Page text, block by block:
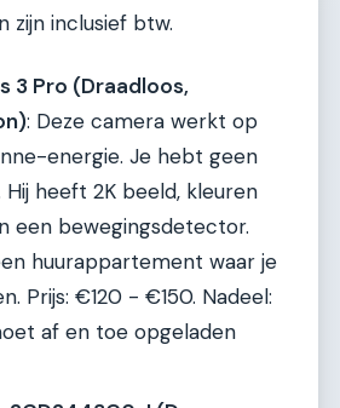
zijn inclusief btw.
3 Pro (Draadloos,
: Deze camera werkt op
energie. Je hebt geen
Hij heeft 2K beeld, kleuren
een bewegingsdetector.
huurappartement waar je
Prijs: €120 - €150. Nadeel:
af en toe opgeladen